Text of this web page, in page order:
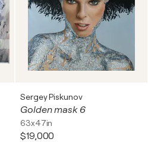
Sergey Piskunov
Golden mask 6
63x47in
$19,000